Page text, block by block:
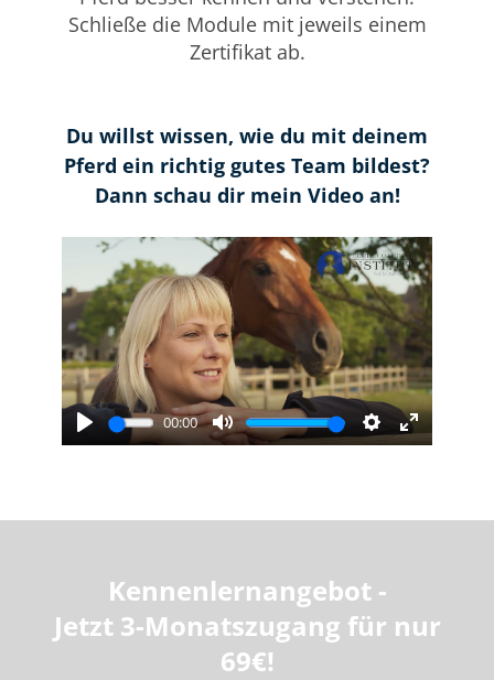
Schließe die Module mit jeweils einem
Zertifikat ab.
Du willst wissen, wie du mit deinem
Pferd ein richtig gutes Team bildest?
Dann schau dir mein Video an!
Play
00:00
Mute Settings
Enter
Kennenlernangebot -
Jetzt 3-Monatszugang für nur
69€!